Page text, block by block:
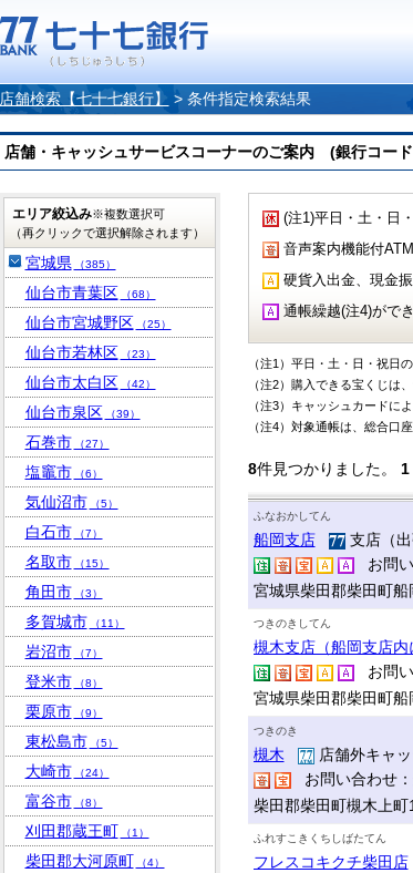
店舗検索【七十七銀行】 > 条件指定検索結果
店舗・キャッシュサービスコーナーのご案内 (銀行コー
(注1)平日・土・日
音声案内機能付ATM
硬貨入出金、現金
通帳繰越(注4)がで
（注1）平日・土・日・祝日
（注2）購入できる宝くじは
（注3）キャッシュカードに
（注4）対象通帳は、総合口
8件見つかりました。 1
ふなおかしてん
船岡支店
支店（
お問
宮城県柴田郡柴田町
つきのきしてん
槻木支店（船岡支店内
お問
宮城県柴田郡柴田町船
つきのき
槻木
店舗外キャ
お問い合わせ
柴田郡柴田町槻木上
ふれすこきくちしばたてん
フレスコキクチ柴田店
エリア絞込み※複数選択可
（再クリックで選択解除されます）
宮城県 （385）
仙台市青葉区 （68）
仙台市宮城野区 （25）
仙台市若林区 （23）
仙台市太白区 （42）
仙台市泉区 （39）
石巻市 （27）
塩竈市 （6）
気仙沼市 （5）
白石市 （7）
名取市 （15）
角田市 （3）
多賀城市 （11）
岩沼市 （7）
登米市 （8）
栗原市 （9）
東松島市 （5）
大崎市 （24）
富谷市 （8）
刈田郡蔵王町 （1）
柴田郡大河原町 （4）